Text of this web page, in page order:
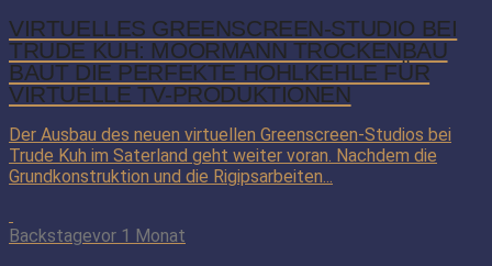
VIRTUELLES GREENSCREEN-STUDIO BEI
TRUDE KUH: MOORMANN TROCKENBAU
BAUT DIE PERFEKTE HOHLKEHLE FÜR
VIRTUELLE TV-PRODUKTIONEN
Der Ausbau des neuen virtuellen Greenscreen-Studios bei
Trude Kuh im Saterland geht weiter voran. Nachdem die
Grundkonstruktion und die Rigipsarbeiten...
Backstagevor 1 Monat